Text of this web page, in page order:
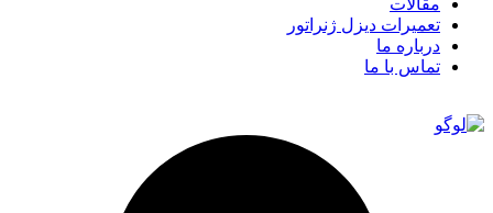
تعمیرات دیزل ژنراتور
درباره ما
تماس با ما